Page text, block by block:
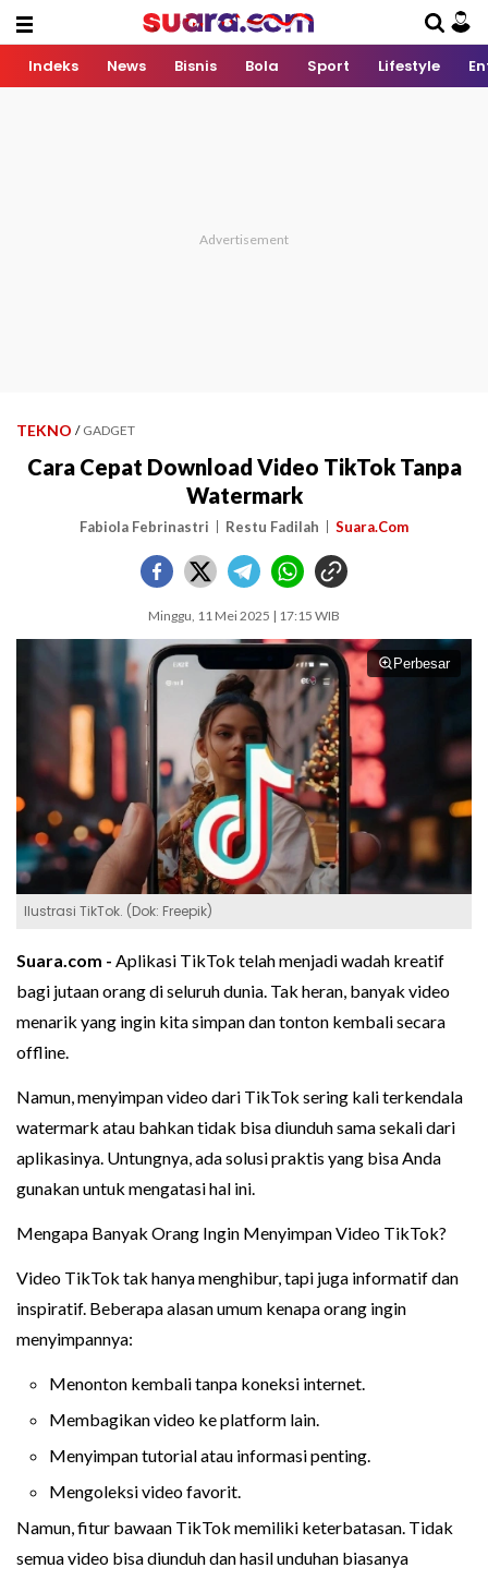
Indeks News Bisnis Bola Sport Lifestyle
TEKNO / GADGET
Cara Cepat Download Video TikTok Tanpa
Watermark
Fabiola Febrinastri Restu Fadilah Suara.Com
Minggu, 11 Mei 2025 | 17:15 WIB
Perbesar
Ilustrasi TikTok. (Dok: Freepik)
Suara.com - Aplikasi TikTok telah menjadi wadah kreatif
bagi jutaan orang di seluruh dunia. Tak heran, banyak video
menarik yang ingin kita simpan dan tonton kembali secara
offline.
Namun, menyimpan video dari TikTok sering kali terkendala
watermark atau bahkan tidak bisa diunduh sama sekali dari
aplikasinya. Untungnya, ada solusi praktis yang bisa Anda
gunakan untuk mengatasi hal ini.
Mengapa Banyak Orang Ingin Menyimpan Video TikTok?
Video TikTok tak hanya menghibur, tapi juga informatif dan
inspiratif. Beberapa alasan umum kenapa orang ingin
menyimpannya:
Menonton kembali tanpa koneksi internet.
Membagikan video ke platform lain.
Menyimpan tutorial atau informasi penting.
Mengoleksi video favorit.
Namun, fitur bawaan TikTok memiliki keterbatasan. Tidak
semua video bisa diunduh dan hasil unduhan biasanya